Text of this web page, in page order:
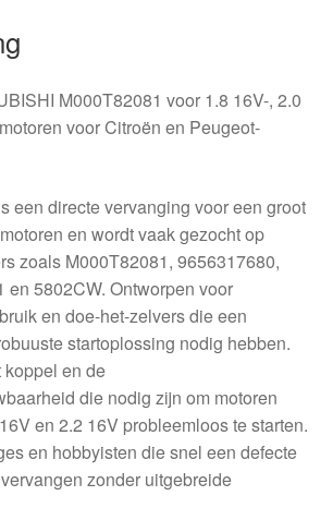
M000T82081 voor 1.8 16V-, 2.0
voor Citroën en Peugeot-
een directe vervanging voor een groot
en wordt vaak gezocht op
zoals M000T82081, 9656317680,
en 5802CW. Ontworpen voor
en doe-het-zelvers die een
startoplossing nodig hebben.
koppel en de
die nodig zijn om motoren
en 2.2 16V probleemloos te starten.
en hobbyisten die snel een defecte
zonder uitgebreide